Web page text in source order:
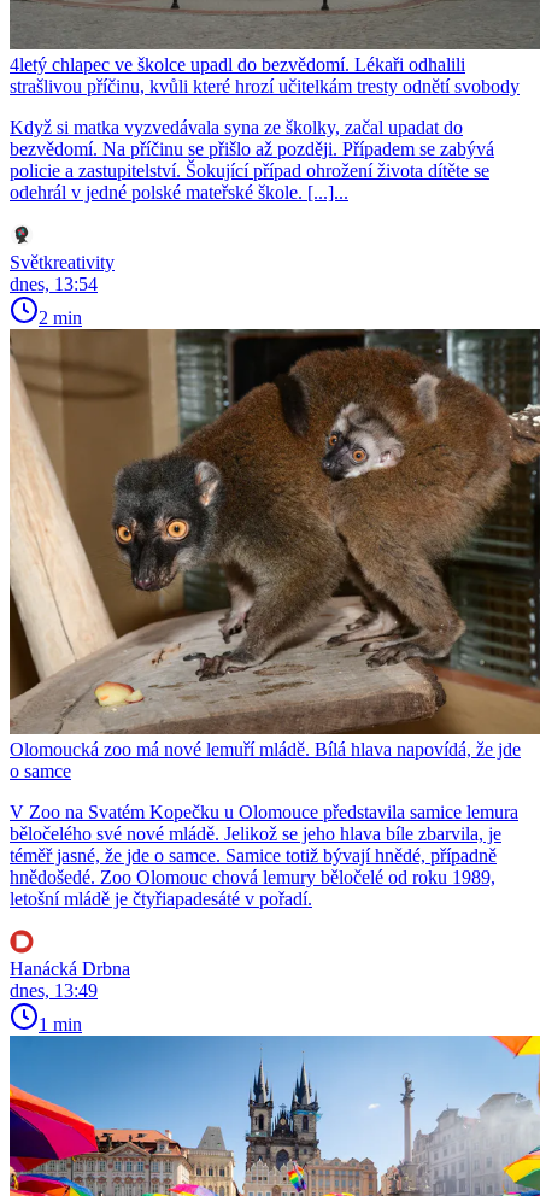
4letý chlapec ve školce upadl do bezvědomí. Lékaři odhalili
strašlivou příčinu, kvůli které hrozí učitelkám tresty odnětí svobody
Když si matka vyzvedávala syna ze školky, začal upadat do
bezvědomí. Na příčinu se přišlo až později. Případem se zabývá
policie a zastupitelství. Šokující případ ohrožení života dítěte se
odehrál v jedné polské mateřské škole. [...]...
Světkreativity
dnes, 13:54
2 min
Olomoucká zoo má nové lemuří mládě. Bílá hlava napovídá, že jde
o samce
V Zoo na Svatém Kopečku u Olomouce představila samice lemura
běločelého své nové mládě. Jelikož se jeho hlava bíle zbarvila, je
téměř jasné, že jde o samce. Samice totiž bývají hnědé, případně
hnědošedé. Zoo Olomouc chová lemury běločelé od roku 1989,
letošní mládě je čtyřiapadesáté v pořadí.
Hanácká Drbna
dnes, 13:49
1 min